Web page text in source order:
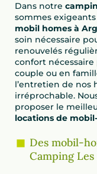
Dans notre
sommes
mobil homes à
soin nécessaire
renouvelés
confort nécessaire
couple ou en
l’entretien de nos
irréprochable.
proposer le
locations de
Des mobil-
Camping